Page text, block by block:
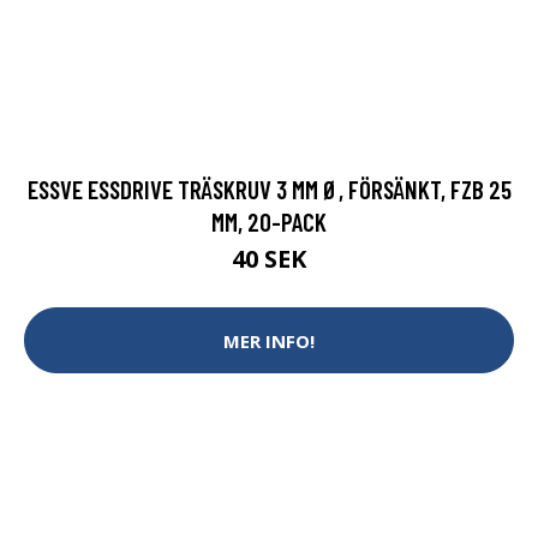
ESSVE ESSDRIVE TRÄSKRUV 3 MM Ø, FÖRSÄNKT, FZB 25
MM, 20-PACK
40 SEK
MER INFO!